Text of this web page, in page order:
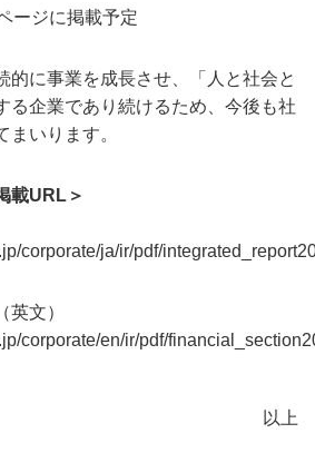
ージに掲載予定
的に事業を成長させ、「人と社会と
る企業であり続けるため、今後も社
いります。
載URL＞
corporate/ja/ir/pdf/
英文）
corporate/en/ir/pdf/
以上